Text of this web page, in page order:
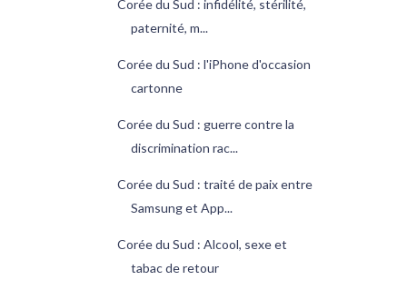
Corée du Sud : infidélité, stérilité,
paternité, m...
Corée du Sud : l'iPhone d'occasion
cartonne
Corée du Sud : guerre contre la
discrimination rac...
Corée du Sud : traité de paix entre
Samsung et App...
Corée du Sud : Alcool, sexe et
tabac de retour